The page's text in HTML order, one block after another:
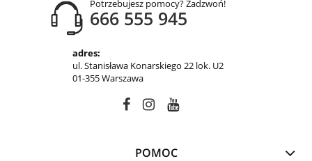
Potrzebujesz pomocy? Zadzwoń!
666 555 945
adres:
ul. Stanisława Konarskiego 22 lok. U2
01-355 Warszawa
POMOC